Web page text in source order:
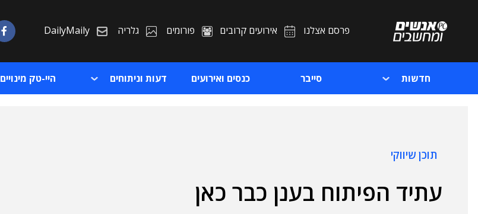
פרסם אצלנו אירועים קרובים פורומים גלריה DailyMaily
חדשות סייבר כנסים ואירועים דעות וניתוחים היי-טק מינויים
תוכן שיווקי
עתיד הפיתוח בענן כבר כאן